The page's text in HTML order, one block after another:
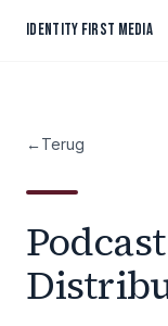
IDENTITY FIRST MEDIA
←Terug